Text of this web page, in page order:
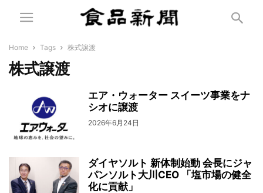
Home Tags 株式譲渡
株式譲渡
エア・ウォーター スイーツ事業をナ
シオに譲渡
2026年6月24日
ダイヤソルト 新体制始動 会長にジャ
パンソルト大川CEO 「塩市場の健全
化に貢献」